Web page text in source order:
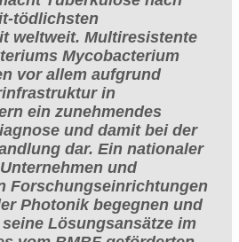
tödlichsten
weltweit. Multiresistente
Mycobacterium
vor allem aufgrund
in
ein zunehmendes
und damit bei der
dar. Ein nationaler
und
Forschungseinrichtungen
Photonik begegnen und
seine Lösungsansätze im